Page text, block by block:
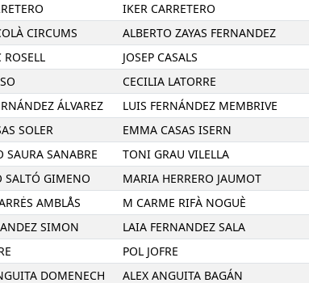
IKER CARRETERO
CIRCUMS ALBERTO ZAYAS FERNANDEZ
ROSELL JOSEP CASALS
CECILIA LATORRE
ÁLVAREZ LUIS FERNÁNDEZ MEMBRIVE
SOLER EMMA CASAS ISERN
SAURA SANABRE TONI GRAU VILELLA
SALTÓ GIMENO MARIA HERRERO JAUMOT
AMBLÅS M CARME RIFÀ NOGUÈ
SIMON LAIA FERNANDEZ SALA
POL JOFRE
DOMENECH ALEX ANGUITA BAGÁN